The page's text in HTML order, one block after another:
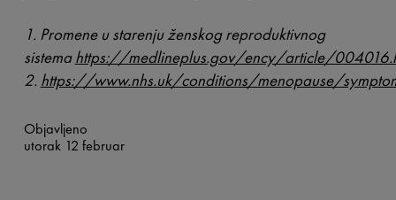
1. Promene u starenju ženskog reproduktivnog
sistemahttps://medlineplus.gov/ency/article/
2. https://www.nhs.uk/conditions/menopause/
Objavljeno
utorak 12 februar